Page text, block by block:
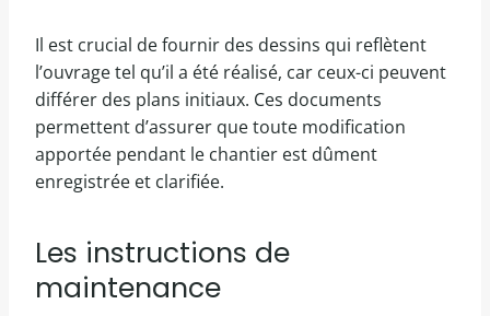
Il est crucial de fournir des dessins qui reflètent
l’ouvrage tel qu’il a été réalisé, car ceux-ci peuvent
différer des plans initiaux. Ces documents
permettent d’assurer que toute modification
apportée pendant le chantier est dûment
enregistrée et clarifiée.
Les instructions de
maintenance